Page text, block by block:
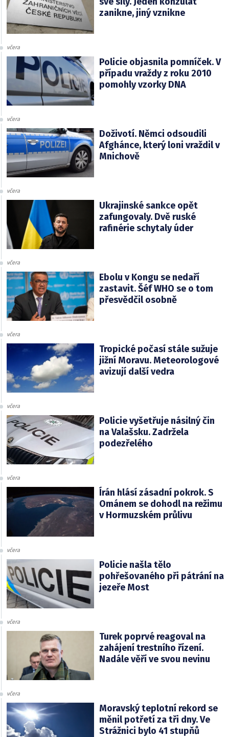
zanikne, jiný vznikne
včera
Policie objasnila pomníček. V
případu vraždy z roku 2010
pomohly vzorky DNA
včera
Doživotí. Němci odsoudili
Afghánce, který loni vraždil v
Mnichově
včera
Ukrajinské sankce opět
zafungovaly. Dvě ruské
rafinérie schytaly úder
včera
Ebolu v Kongu se nedaří
zastavit. Šéf WHO se o tom
přesvědčil osobně
včera
Tropické počasí stále sužuje
jižní Moravu. Meteorologové
avizují další vedra
včera
Policie vyšetřuje násilný čin
na Valašsku. Zadržela
podezřelého
včera
Írán hlásí zásadní pokrok. S
Ománem se dohodl na režimu
v Hormuzském průlivu
včera
Policie našla tělo
pohřešovaného při pátrání na
jezeře Most
včera
Turek poprvé reagoval na
zahájení trestního řízení.
Nadále věří ve svou nevinu
včera
Moravský teplotní rekord se
měnil potřetí za tři dny. Ve
Strážnici bylo 41 stupňů